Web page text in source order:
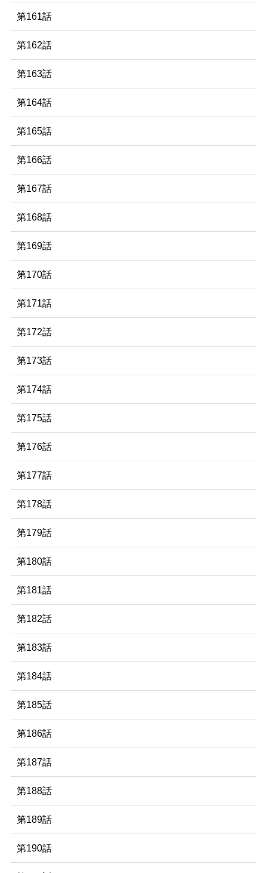
第161話
第162話
第163話
第164話
第165話
第166話
第167話
第168話
第169話
第170話
第171話
第172話
第173話
第174話
第175話
第176話
第177話
第178話
第179話
第180話
第181話
第182話
第183話
第184話
第185話
第186話
第187話
第188話
第189話
第190話